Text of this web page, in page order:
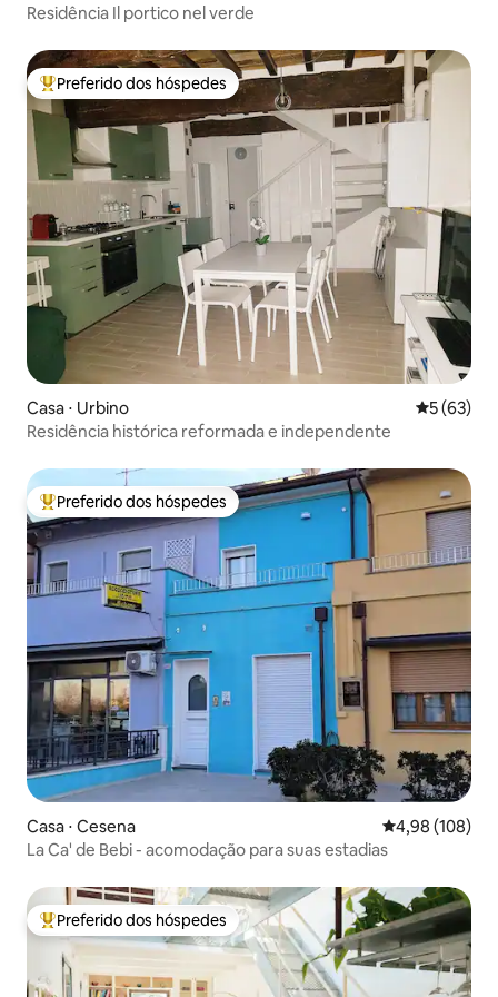
Residência Il portico nel verde
Entre os melhores preferidos dos hóspedes
Preferido dos hóspedes
Casa ⋅ Urbino 5 de uma
5 (63)
Residência histórica reformada e independente
Entre os melhores preferidos dos hóspedes
Preferido dos hóspedes
Casa ⋅ Cesena 4,98 de uma
4,98 (108)
La Ca' de Bebi - acomodação para suas estadias
Entre os melhores preferidos dos hóspedes
Preferido dos hóspedes